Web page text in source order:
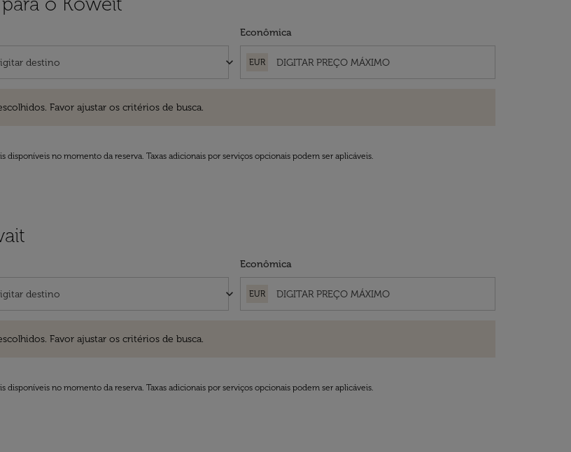
keyboard_arrow_down
Econômica
EUR
Favor ajustar os critérios de busca.
no momento da reserva. Taxas adicionais por serviços opcionais podem ser aplicáveis.
keyboard_arrow_down
Econômica
EUR
Favor ajustar os critérios de busca.
no momento da reserva. Taxas adicionais por serviços opcionais podem ser aplicáveis.